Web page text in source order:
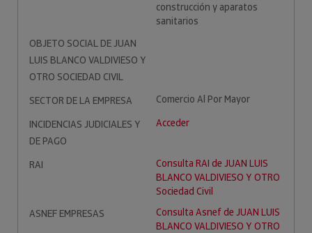
construcción y aparatos
sanitarios
OBJETO SOCIAL DE JUAN
LUIS BLANCO VALDIVIESO Y
OTRO SOCIEDAD CIVIL
SECTOR DE LA EMPRESA
Comercio Al Por Mayor
INCIDENCIAS JUDICIALES Y
DE PAGO
Acceder
RAI
Consulta RAI de JUAN LUIS
BLANCO VALDIVIESO Y OTRO
Sociedad Civil
ASNEF EMPRESAS
Consulta Asnef de JUAN LUIS
BLANCO VALDIVIESO Y OTRO